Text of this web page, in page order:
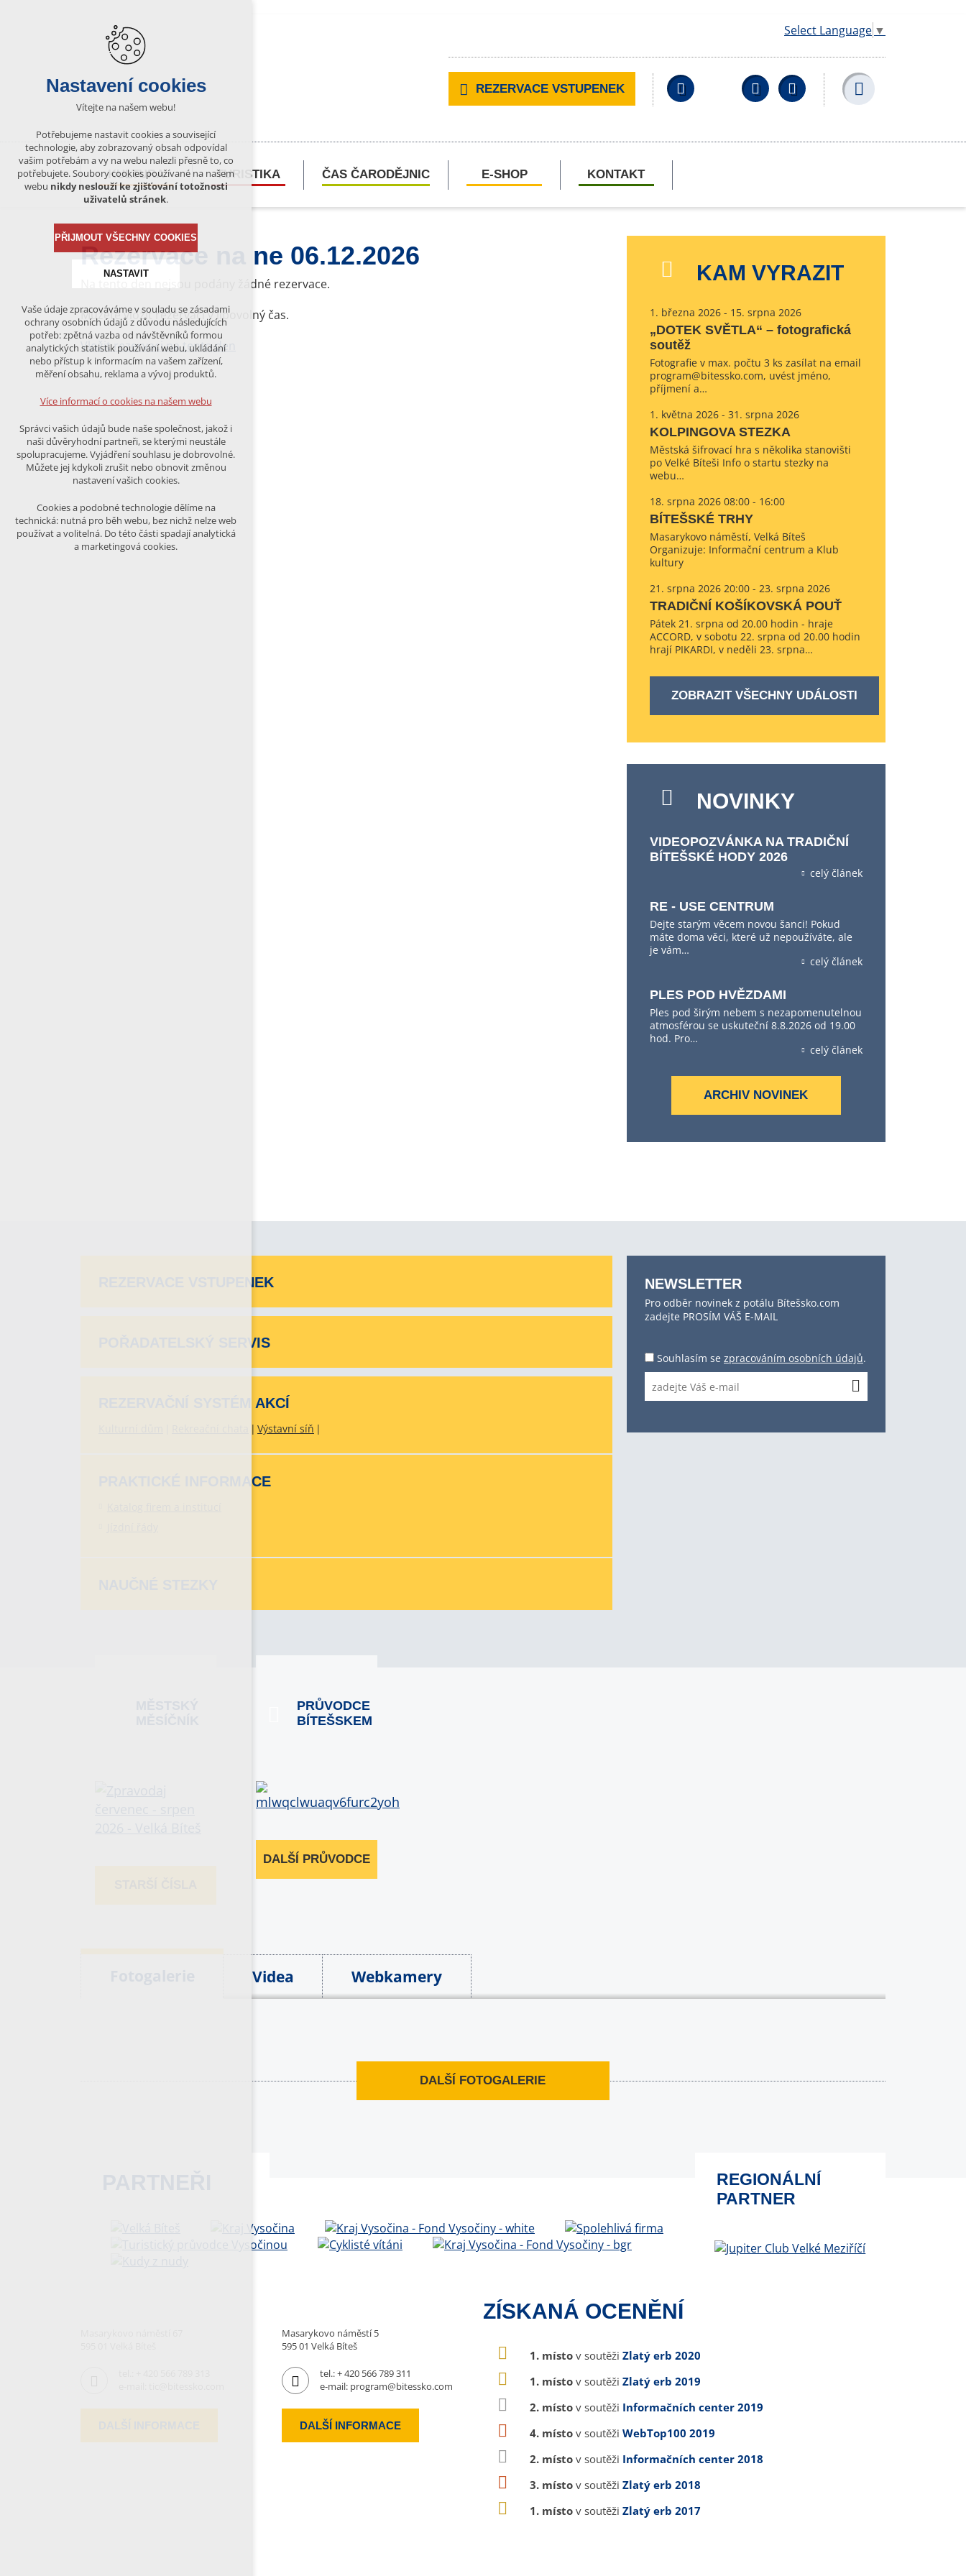
Select Language ▼
REZERVACE VSTUPENEK Facebook YouTubeWikipedia
KULTURA TURISTIKA ČAS ČARODĚJNIC E-SHOP KONTAKT
Rezervace na ne 06.12.2026
Na tento den nejsou podány žádné rezervace.
Můžete vložit rezervaci v libovolný čas.
Vložit rezervaci na tento den
KAM VYRAZIT
1. března 2026 - 15. srpna 2026
„DOTEK SVĚTLA“ – fotografická
soutěž
Fotografie v max. počtu 3 ks zasílat na email
program@bitessko.com, uvést jméno,
příjmení a…
1. května 2026 - 31. srpna 2026
KOLPINGOVA STEZKA
Městská šifrovací hra s několika stanovišti
po Velké Bíteši Info o startu stezky na
webu…
18. srpna 2026 08:00 - 16:00
BÍTEŠSKÉ TRHY
Masarykovo náměstí, Velká Bíteš
Organizuje: Informační centrum a Klub
kultury
21. srpna 2026 20:00 - 23. srpna 2026
TRADIČNÍ KOŠÍKOVSKÁ POUŤ
Pátek 21. srpna od 20.00 hodin - hraje
ACCORD, v sobotu 22. srpna od 20.00 hodin
hrají PIKARDI, v neděli 23. srpna…
ZOBRAZIT VŠECHNY UDÁLOSTI
NOVINKY
VIDEOPOZVÁNKA NA TRADIČNÍ
BÍTEŠSKÉ HODY 2026
celý článek
RE - USE CENTRUM
Dejte starým věcem novou šanci! Pokud
máte doma věci, které už nepoužíváte, ale
je vám…
celý článek
PLES POD HVĚZDAMI
Ples pod širým nebem s nezapomenutelnou
atmosférou se uskuteční 8.8.2026 od 19.00
hod. Pro…
celý článek
ARCHIV NOVINEK
REZERVACE VSTUPENEK
POŘADATELSKÝ SERVIS
REZERVAČNÍ SYSTÉM AKCÍ
Výstavní síň
PRAKTICKÉ INFORMACE
NEWSLETTER
Pro odběr novinek z potálu Bítešsko.com
zadejte PROSÍM VÁŠ E-MAIL
Souhlasím se zpracováním osobních údajů.
PRŮVODCE
BÍTEŠSKEM
DALŠÍ PRŮVODCE
Videa Webkamery
DALŠÍ FOTOGALERIE
REGIONÁLNÍ
PARTNER
Masarykovo náměstí 5
595 01 Velká Bíteš
tel.:+ 420 566 789 311
e-mail: program@bitessko.com
DALŠÍ INFORMACE
ZÍSKANÁ OCENĚNÍ
1. místo v soutěži Zlatý erb 2020
1. místo v soutěži Zlatý erb 2019
2. místo v soutěži Informačních center 2019
4. místo v soutěži WebTop100 2019
2. místo v soutěži Informačních center 2018
3. místo v soutěži Zlatý erb 2018
1. místo v soutěži Zlatý erb 2017
Nastavení cookies
Vítejte na našem webu!
Potřebujeme nastavit cookies a související
technologie, aby zobrazovaný obsah odpovídal
vašim potřebám a vy na webu nalezli přesně to, co
potřebujete. Soubory cookies používané na našem
webu nikdy neslouží ke zjišťování totožnosti
uživatelů stránek.
PŘIJMOUT VŠECHNY COOKIES
NASTAVIT
Technická cookies
nutná pro provozování webu
udržení kontextu stránek (session):
případná přihlášení, volby jazyka, apod.
analytická pro anonymizované
vyhodnocení návštěvnosti
marketingová cookies (Google)
Více informací o cookies na našem webu
ODMÍTNOUT VŠE
Vaše údaje zpracováváme v souladu se zásadami
ochrany osobních údajů z důvodu následujících
potřeb: zpětná vazba od návštěvníků formou
analytických statistik používání webu, ukládání
nebo přístup k informacím na vašem zařízení,
měření obsahu, reklama a vývoj produktů.
Více informací o cookies na našem webu
Správci vašich údajů bude naše společnost, jakož i
naši důvěryhodní partneři, se kterými neustále
spolupracujeme. Vyjádření souhlasu je dobrovolné.
Můžete jej kdykoli zrušit nebo obnovit změnou
nastavení vašich cookies.
Cookies a podobné technologie dělíme na
technická: nutná pro běh webu, bez nichž nelze web
používat a volitelná. Do této části spadají analytická
a marketingová cookies.